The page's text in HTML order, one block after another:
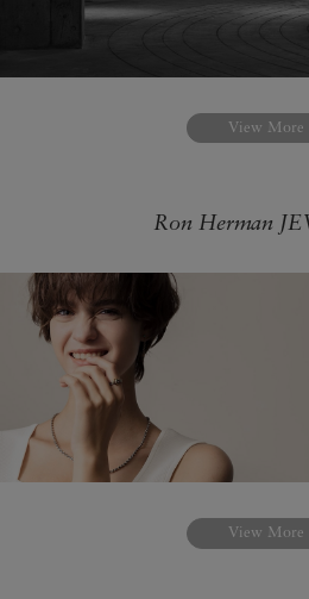
View More
Ron Herman
View More